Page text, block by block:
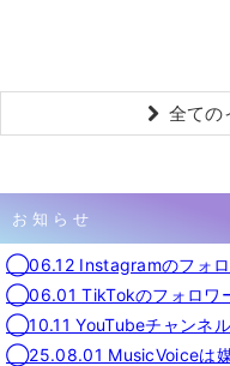
全ての
お知らせ
◯06.12 Instagramのフォロ
◯06.01 TikTokのフォロワ
◯10.11 YouTubeチャンネ
◯25.08.01 MusicVoiceは媒